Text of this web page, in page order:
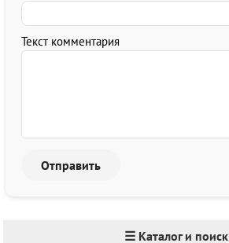
Текст комментария
☰ Каталог и поиск